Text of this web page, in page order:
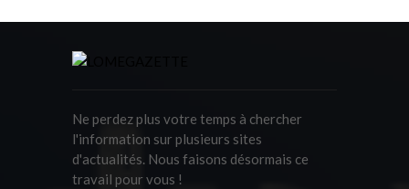
Ne perdez plus votre temps à chercher
l'information sur plusieurs sites
d'actualités. Nous faisons désormais ce
travail pour vous !